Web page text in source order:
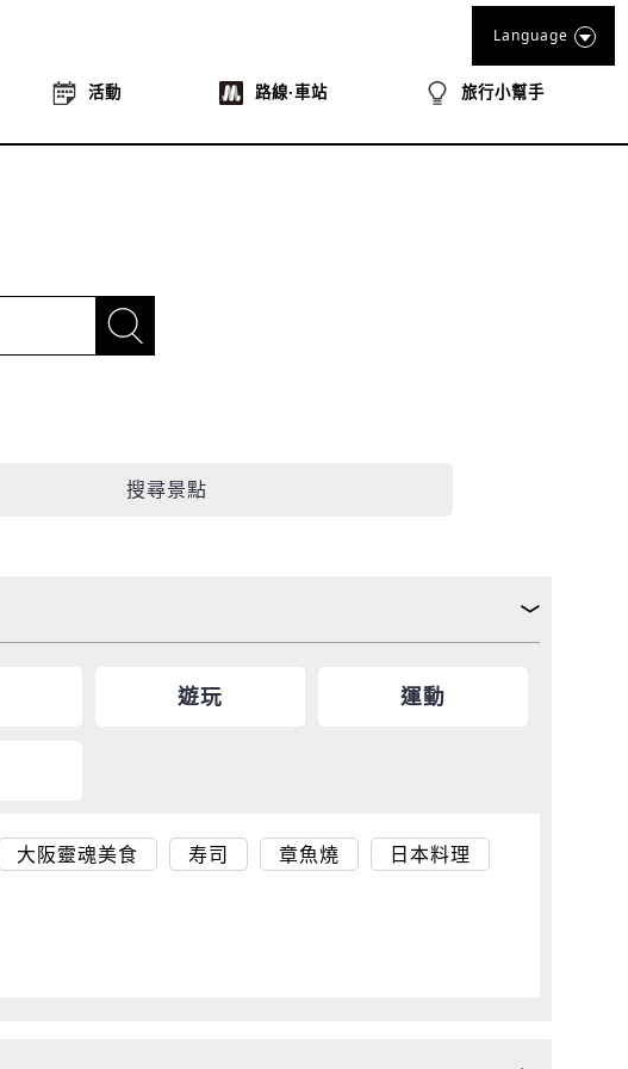
活動 路線‧車站 旅行小幫手
Language
搜尋景點
遊玩 運動
大阪靈魂美食 寿司 章魚燒
日本料理